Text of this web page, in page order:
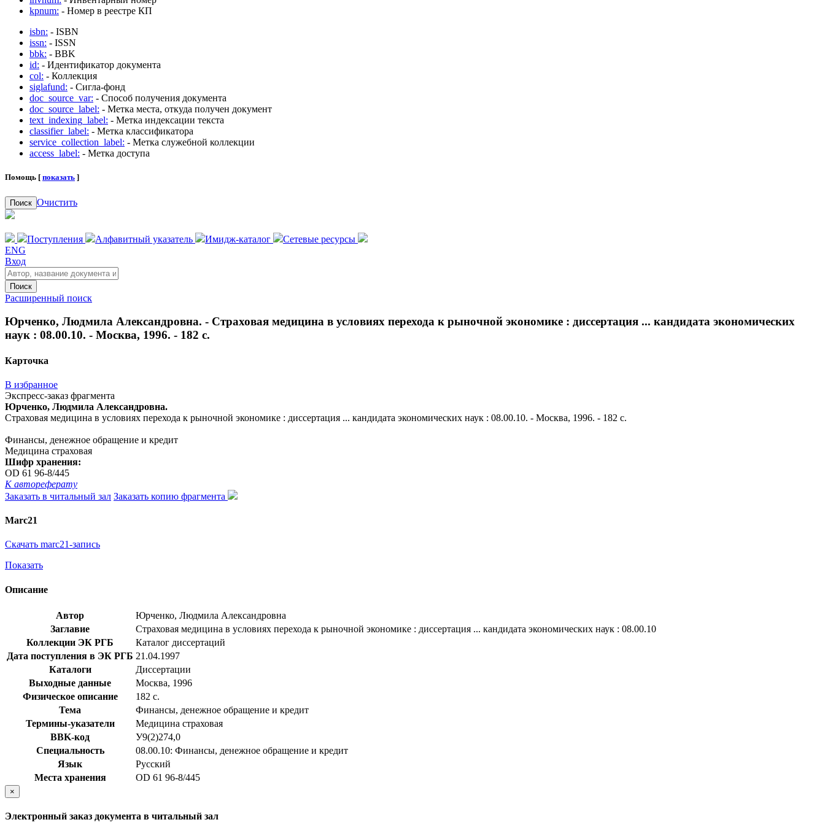
kpnum: - Номер в реестре КП
isbn: - ISBN
issn: - ISSN
bbk: - BBK
id: - Идентификатор документа
col: - Коллекция
siglafund: - Сигла-фонд
doc_source_var: - Способ получения документа
doc_source_label: - Метка места, откуда получен документ
text_indexing_label: - Метка индексации текста
classifier_label: - Метка классификатора
service_collection_label: - Метка служебной коллекции
access_label: - Метка доступа
Помощь [ показать ]
Поиск Очистить
Поступления Алфавитный указатель Имидж-каталог
Сетевые ресурсы
ENG
Вход
Поиск
Расширенный поиск
Юрченко, Людмила Александровна. - Страховая медицина в условиях перехода к рыночной экономике : диссертация ... кандидата экономических
наук : 08.00.10. - Москва, 1996. - 182 с.
Карточка
В избранное
Экспресс-заказ фрагмента
Юрченко, Людмила Александровна.
Страховая медицина в условиях перехода к рыночной экономике : диссертация ... кандидата экономических наук : 08.00.10. - Москва, 1996. - 182 с.
Финансы, денежное обращение и кредит
Медицина страховая
Шифр хранения:
OD 61 96-8/445
К автореферату
Заказать в читальный зал Заказать копию фрагмента
Marc21
Скачать marc21-запись
Показать
Описание
Автор
Юрченко, Людмила Александровна
Заглавие
Страховая медицина в условиях перехода к рыночной экономике : диссертация ... кандидата экономических наук : 08.00.10
Коллекции ЭК РГБ
Каталог диссертаций
Дата поступления в ЭК РГБ 21.04.1997
Каталоги
Диссертации
Выходные данные
Москва, 1996
Физическое описание
182 с.
Тема
Финансы, денежное обращение и кредит
Термины-указатели
Медицина страховая
BBK-код
У9(2)274,0
Специальность
08.00.10: Финансы, денежное обращение и кредит
Язык
Русский
Места хранения
OD 61 96-8/445
×
Электронный заказ документа в читальный зал